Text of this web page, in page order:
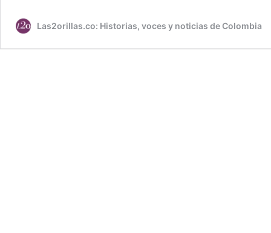
Las2orillas.co: Historias, voces y noticias de Colombia